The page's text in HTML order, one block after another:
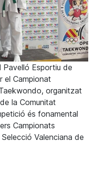
Esportiu de
el Campionat
organitzat
la Comunitat
és fonamental
Campionats
Valenciana de